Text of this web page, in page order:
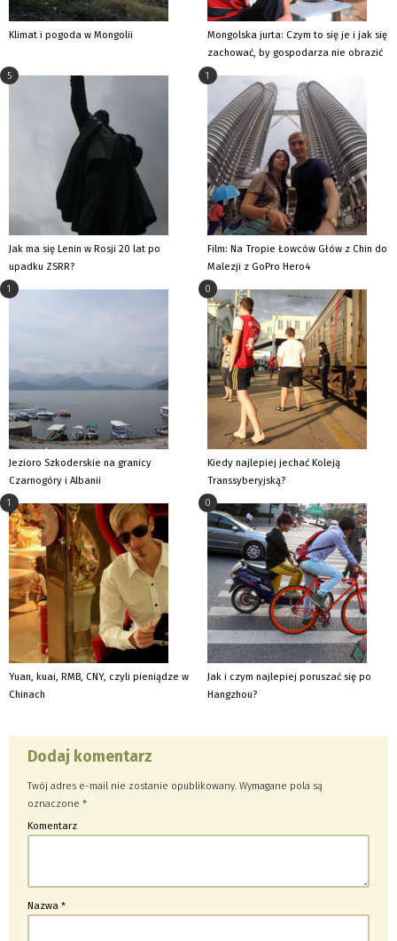
Klimat i pogoda w Mongolii
Mongolska jurta: Czym to się je i jak się
zachować, by gospodarza nie obrazić
Jak ma się Lenin w Rosji 20 lat po
upadku ZSRR?
5
Film: Na Tropie Łowców Głów z Chin do
Malezji z GoPro Hero4
1
Jezioro Szkoderskie na granicy
Czarnogóry i Albanii
1
Kiedy najlepiej jechać Koleją
Transsyberyjską?
0
Yuan, kuai, RMB, CNY, czyli pieniądze w
Chinach
1
Jak i czym najlepiej poruszać się po
Hangzhou?
0
Dodaj komentarz
Twój adres e-mail nie zostanie opublikowany. Wymagane pola są
oznaczone*
Komentarz
Nazwa*